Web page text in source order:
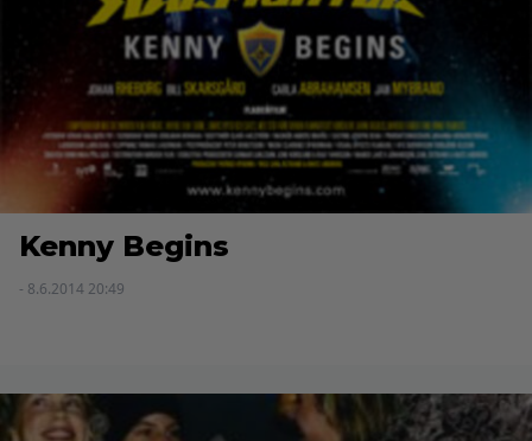
Kenny Begins
- 8.6.2014 20:49